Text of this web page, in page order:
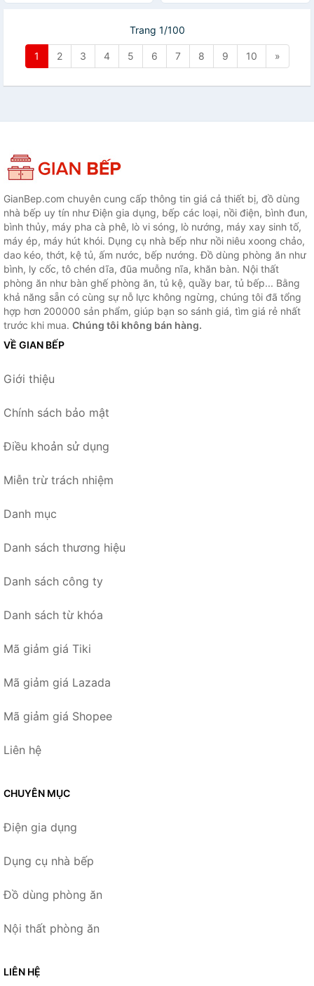
Trang 1/100
1 2 3 4 5 6 7 8 9 10 »
GianBep.com chuyên cung cấp thông tin giá cả thiết bị, đồ dùng
nhà bếp uy tín như Điện gia dụng, bếp các loại, nồi điện, bình đun,
bình thủy, máy pha cà phê, lò vi sóng, lò nướng, máy xay sinh tố,
máy ép, máy hút khói. Dụng cụ nhà bếp như nồi niêu xoong chảo,
dao kéo, thớt, kệ tủ, ấm nước, bếp nướng. Đồ dùng phòng ăn như
bình, ly cốc, tô chén dĩa, đũa muỗng nĩa, khăn bàn. Nội thất
phòng ăn như bàn ghế phòng ăn, tủ kệ, quầy bar, tủ bếp... Bằng
khả năng sẵn có cùng sự nỗ lực không ngừng, chúng tôi đã tổng
hợp hơn 200000 sản phẩm, giúp bạn so sánh giá, tìm giá rẻ nhất
trước khi mua. Chúng tôi không bán hàng.
VỀ GIAN BẾP
Giới thiệu
Chính sách bảo mật
Điều khoản sử dụng
Miễn trừ trách nhiệm
Danh mục
Danh sách thương hiệu
Danh sách công ty
Danh sách từ khóa
Mã giảm giá Tiki
Mã giảm giá Lazada
Mã giảm giá Shopee
Liên hệ
CHUYÊN MỤC
Điện gia dụng
Dụng cụ nhà bếp
Đồ dùng phòng ăn
Nội thất phòng ăn
LIÊN HỆ